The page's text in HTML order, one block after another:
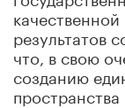
результатов
что, в свою
созданию